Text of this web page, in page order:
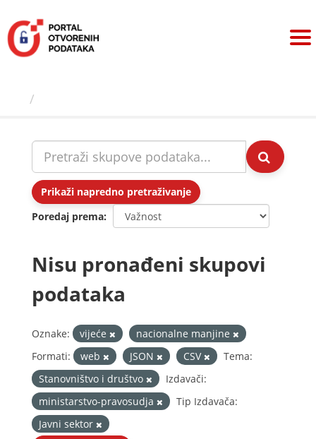
sadržaj
Prikaži napredno pretraživanje
Poredaj prema
Nisu pronađeni skupovi
podataka
Oznake: vijeće
nacionalne manjine
Formati:
web JSON CSV
Tema:
Stanovništvo i društvo
Izdavači:
ministarstvo-pravosudja
Tip Izdavača:
Javni sektor